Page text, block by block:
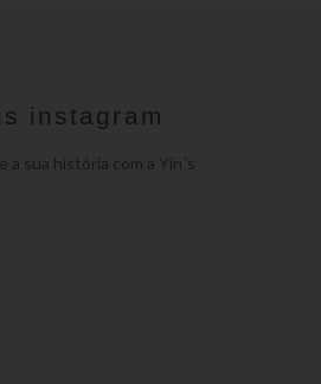
instagram
a sua história com a Yin´s